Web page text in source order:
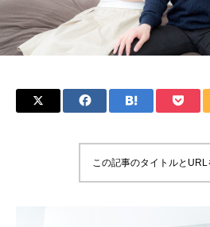
この記事のタイトルとURL